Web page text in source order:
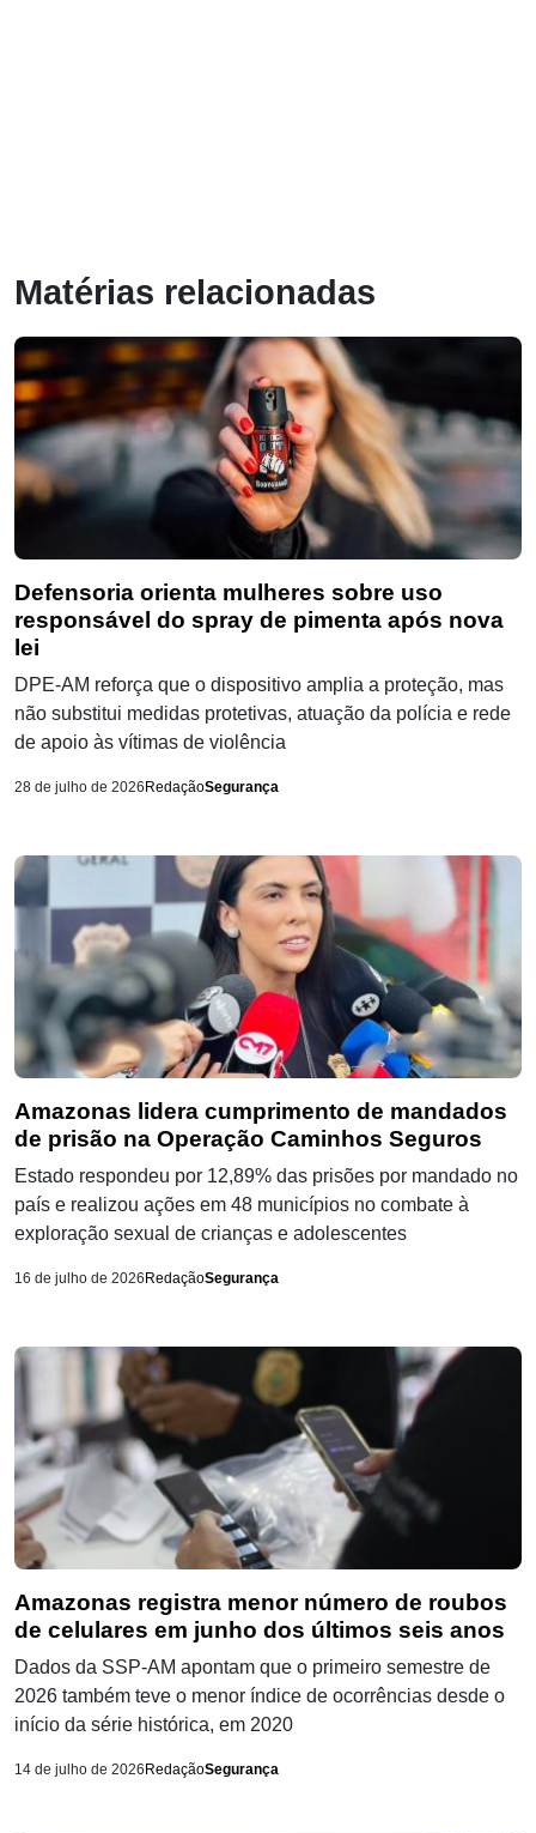
Matérias relacionadas
Defensoria orienta mulheres sobre uso
responsável do spray de pimenta após nova
lei
DPE-AM reforça que o dispositivo amplia a proteção, mas
não substitui medidas protetivas, atuação da polícia e rede
de apoio às vítimas de violência
28 de julho de 2026 RedaçãoSegurança
Amazonas lidera cumprimento de mandados
de prisão na Operação Caminhos Seguros
Estado respondeu por 12,89% das prisões por mandado no
país e realizou ações em 48 municípios no combate à
exploração sexual de crianças e adolescentes
16 de julho de 2026 RedaçãoSegurança
Amazonas registra menor número de roubos
de celulares em junho dos últimos seis anos
Dados da SSP-AM apontam que o primeiro semestre de
2026 também teve o menor índice de ocorrências desde o
início da série histórica, em 2020
14 de julho de 2026 RedaçãoSegurança